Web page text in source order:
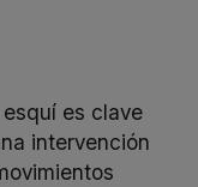
es clave
intervención